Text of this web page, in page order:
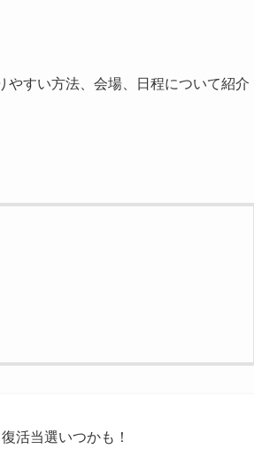
やすい方法、会場、日程について紹介
活当選いつかも！